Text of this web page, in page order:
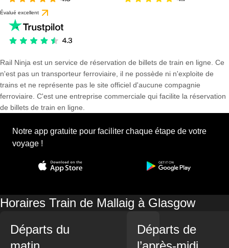
Évalué excellent
Rail Ninja est un service de réservation de billets de train en ligne. Ce
n'est pas un transporteur ferroviaire, il ne possède ni n'exploite de
trains et ne représente pas le site officiel d'aucune compagnie
ferroviaire. C'est une entreprise commerciale qui facilite la réservation
de billets de train en ligne.
Notre app gratuite pour faciliter chaque étape de votre
voyage !
Horaires Train de Mallaig à Glasgow
Départs du
Départs de